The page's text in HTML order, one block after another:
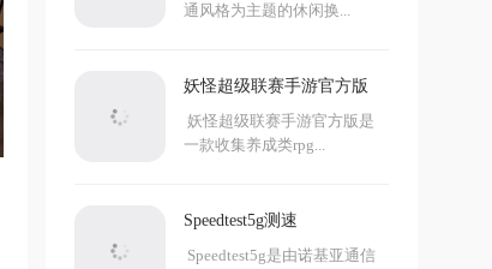
通风格为主题的休闲换...
妖怪超级联赛手游官方版
妖怪超级联赛手游官方版是
一款收集养成类rpg...
Speedtest5g测速
Speedtest5g是由诺基亚通信